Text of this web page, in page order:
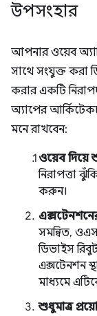
উপসংহার
আপনার ওয়েব
সাথে সংযুক্ত
করার একটি
অ্যাপের
মনে রাখবেন:
ওয়েব
নিরাপত্তা
করুন।
সমন্বিত,
ডিভাইস
এক্সটেনশন
মাধ্যমে
শুধুমাত্র